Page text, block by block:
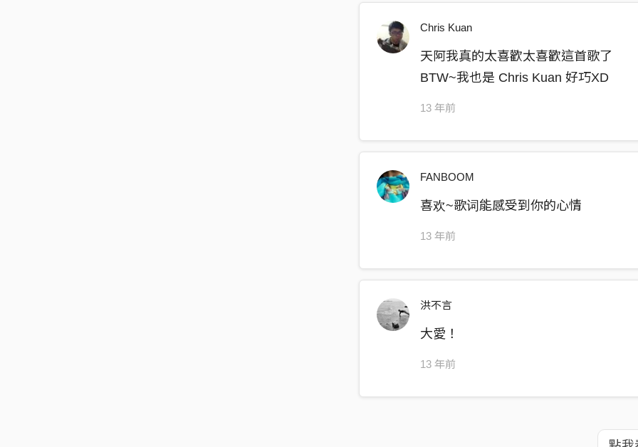
Chris Kuan
天阿我真的太喜歡太喜歡這首歌了
BTW~我也是 Chris Kuan 好巧XD
13 年前
FANBOOM
喜欢~歌词能感受到你的心情
13 年前
洪不言
大愛！
13 年前